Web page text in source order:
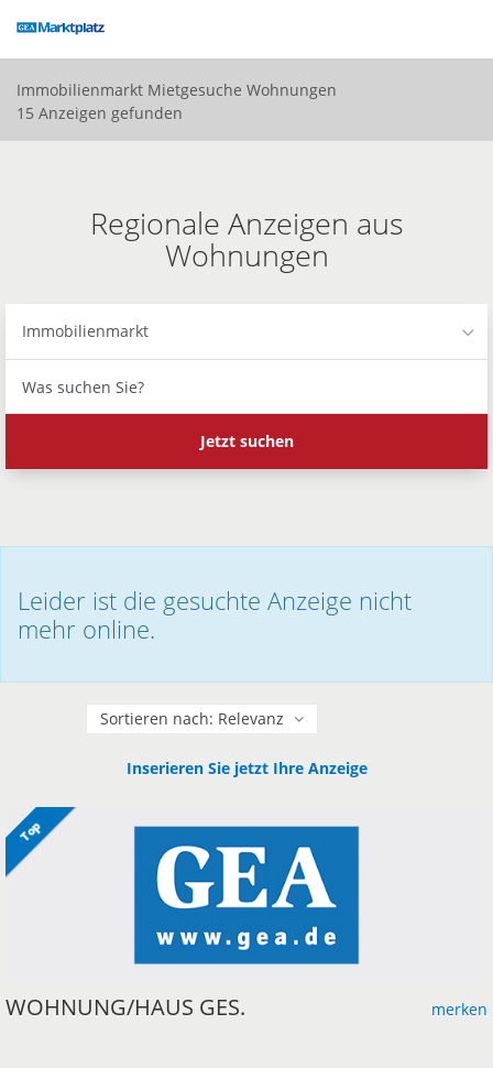
Modus
aktivieren
zur
Navigation
Immobilienmarkt Mietgesuche Wohnungen
15 Anzeigen gefunden
Regionale Anzeigen aus
Wohnungen
Immobilienmarkt
suchen
Sie?
Jetzt suchen
Leider ist die gesuchte Anzeige nicht
mehr online.
Sortieren
Inserieren Sie jetzt Ihre Anzeige
WOHNUNG/HAUS GES. merken
Top